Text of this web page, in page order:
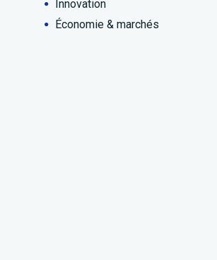
Innovation
Économie & marchés